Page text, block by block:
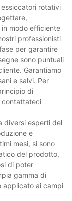
rotativi
modo efficiente
professionisti
per garantire
sono puntuali
Garantiamo
e salvi. Per
di
contattateci
diversi esperti del
e
mesi, si sono
del prodotto,
di poter
gamma di
applicato ai campi